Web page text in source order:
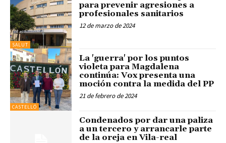
SALUT
para prevenir agresiones a
profesionales sanitarios
12 de marzo de 2024
CASTELLÓ
La 'guerra' por los puntos
violeta para Magdalena
continúa: Vox presenta una
moción contra la medida del PP
21 de febrero de 2024
Condenados por dar una paliza
a un tercero y arrancarle parte
de la oreja en Vila-real